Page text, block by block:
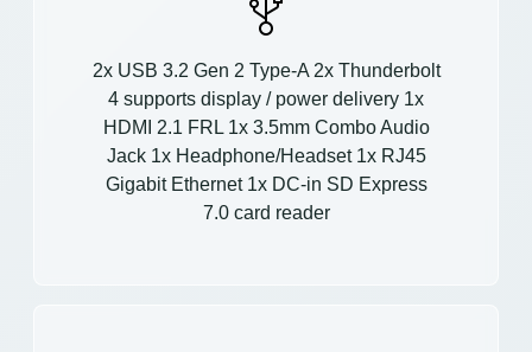
2x USB 3.2 Gen 2 Type-A 2x Thunderbolt
4 supports display / power delivery 1x
HDMI 2.1 FRL 1x 3.5mm Combo Audio
Jack 1x Headphone/Headset 1x RJ45
Gigabit Ethernet 1x DC-in SD Express
7.0 card reader